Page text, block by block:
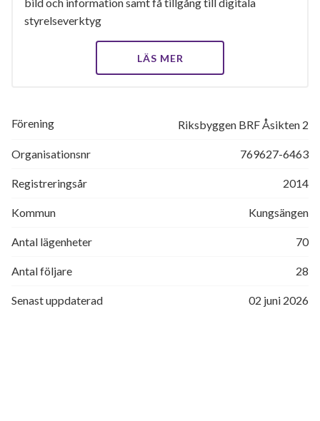
styrelseverktyg
LÄS MER
Förening Riksbyggen BRF Åsikten 2
Organisationsnr 769627-6463
Registreringsår 2014
Kommun Kungsängen
Antal lägenheter 70
Antal följare 28
Senast uppdaterad 02 juni 2026